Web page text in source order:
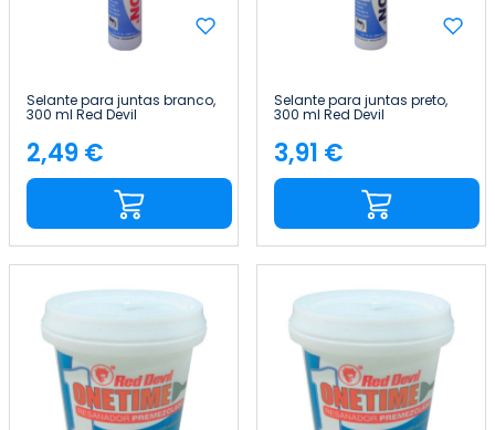
Selante para juntas branco,
300 ml Red Devil
Preço
2,49 €
Selante para juntas preto,
300 ml Red Devil
Preço
3,91 €